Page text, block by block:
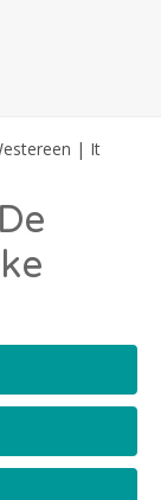
| It